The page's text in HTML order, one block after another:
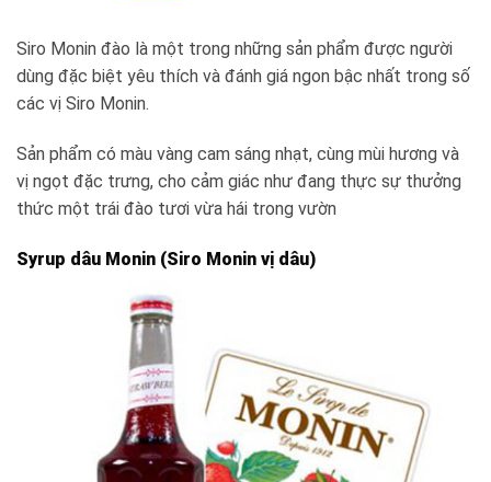
Siro Monin đào là một trong những sản phẩm được người
dùng đặc biệt yêu thích và đánh giá ngon bậc nhất trong số
các vị Siro Monin.
Sản phẩm có màu vàng cam sáng nhạt, cùng mùi hương và
vị ngọt đặc trưng, cho cảm giác như đang thực sự thưởng
thức một trái đào tươi vừa hái trong vườn
Syrup dâu Monin (Siro Monin vị dâu)